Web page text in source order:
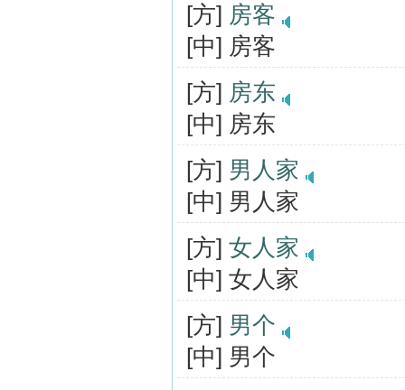
[方] 房客
[中] 房客
[方] 房东
[中] 房东
[方] 男人家
[中] 男人家
[方] 女人家
[中] 女人家
[方] 男个
[中] 男个